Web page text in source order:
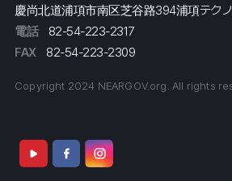
慶尚北道浦項市南区芝谷路394浦項テク
電話
82-54-223-2317
FAX
82-54-223-2309
Copyright 2024 NEARGOV.org. All rights